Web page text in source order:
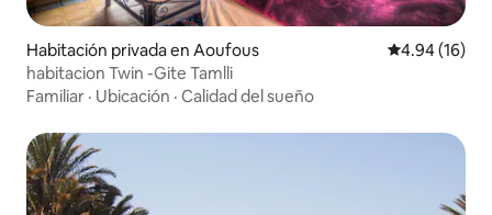
Habitación privada en Aoufous Calificación
4.94 (16)
habitacion Twin -Gite Tamlli
Familiar · Ubicación · Calidad del sueño